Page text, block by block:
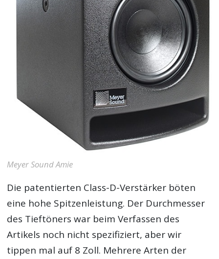
Meyer Sound Amie
Die patentierten Class-D-Verstärker böten
eine hohe Spitzenleistung. Der Durchmesser
des Tieftöners war beim Verfassen des
Artikels noch nicht spezifiziert, aber wir
tippen mal auf 8 Zoll. Mehrere Arten der